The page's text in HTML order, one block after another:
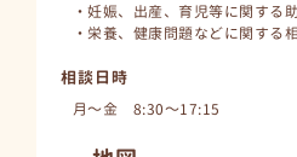
・妊娠、出産、育児等に関する
・栄養、健康問題などに関する
相談日時
月～金 8:30～17:15